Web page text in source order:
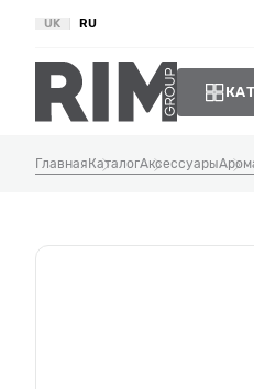
UK RU
Главная КаталогАксессуары